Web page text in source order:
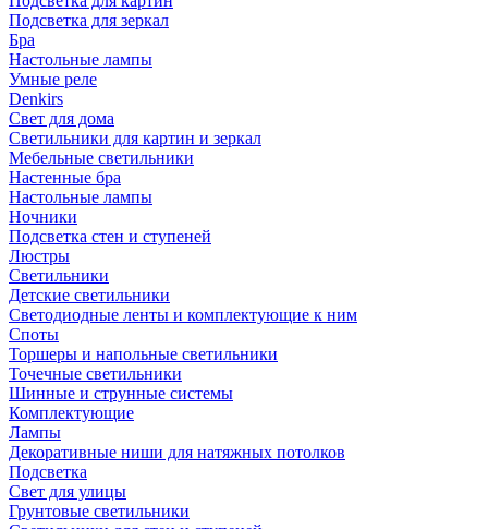
Подсветка для зеркал
Бра
Настольные лампы
Умные реле
Denkirs
Свет для дома
Светильники для картин и зеркал
Мебельные светильники
Настенные бра
Настольные лампы
Ночники
Подсветка стен и ступеней
Люстры
Светильники
Детские светильники
Светодиодные ленты и комплектующие к ним
Споты
Торшеры и напольные светильники
Точечные светильники
Шинные и струнные системы
Комплектующие
Лампы
Декоративные ниши для натяжных потолков
Подсветка
Свет для улицы
Грунтовые светильники